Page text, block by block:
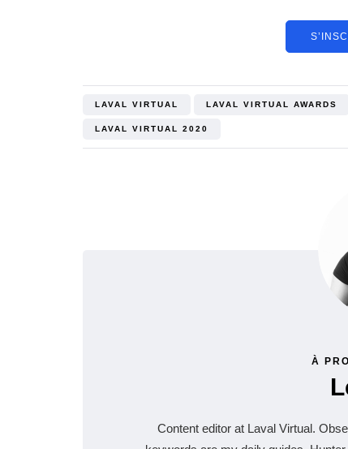
LAVAL VIRTUAL LAVAL VIRTUAL AWARDS
LAVAL VIRTUAL 2020
À
Content editor at Laval Virtual.